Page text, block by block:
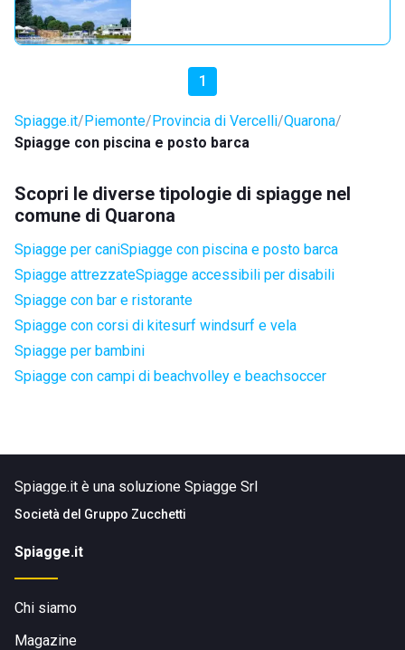
1
Spiagge.it Piemonte Provincia di Vercelli Quarona
Spiagge con piscina e posto barca
Scopri le diverse tipologie di spiagge nel
comune di Quarona
Spiagge per caniSpiagge con piscina e posto barca
Spiagge attrezzateSpiagge accessibili per disabili
Spiagge con bar e ristorante
Spiagge con corsi di kitesurf windsurf e vela
Spiagge per bambini
Spiagge con campi di beachvolley e beachsoccer
Spiagge.it è una soluzione Spiagge Srl
Società del Gruppo Zucchetti
Spiagge.it
Chi siamo
Magazine